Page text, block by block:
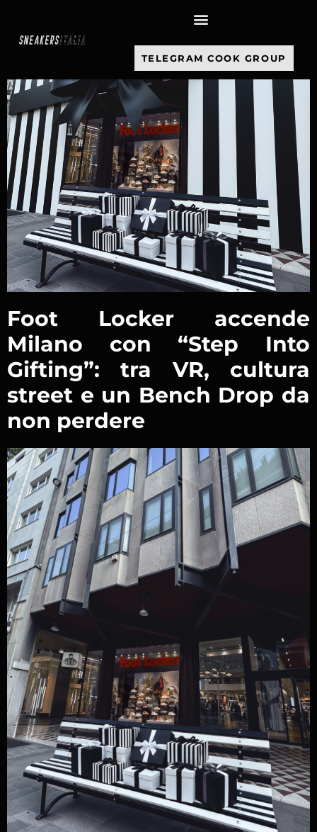
TELEGRAM COOK GROUP
Foot Locker accende
Milano con “Step Into
Gifting”: tra VR, cultura
street e un Bench Drop da
non perdere